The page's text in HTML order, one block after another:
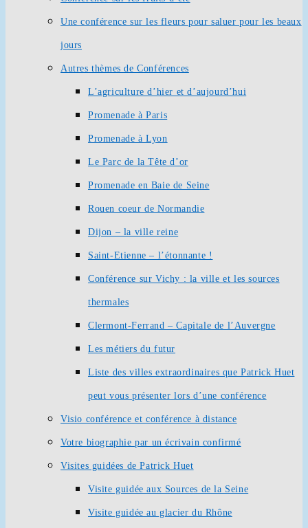
Une conférence sur les fleurs pour saluer pour les beaux
jours
Autres thèmes de Conférences
L’agriculture d’hier et d’aujourd’hui
Promenade à Paris
Promenade à Lyon
Le Parc de la Tête d’or
Promenade en Baie de Seine
Rouen coeur de Normandie
Dijon – la ville reine
Saint-Etienne – l’étonnante !
Conférence sur Vichy : la ville et les sources
thermales
Clermont-Ferrand – Capitale de l’Auvergne
Les métiers du futur
Liste des villes extraordinaires que Patrick Huet
peut vous présenter lors d’une conférence
Visio conférence et conférence à distance
Votre biographie par un écrivain confirmé
Visites guidées de Patrick Huet
Visite guidée aux Sources de la Seine
Visite guidée au glacier du Rhône